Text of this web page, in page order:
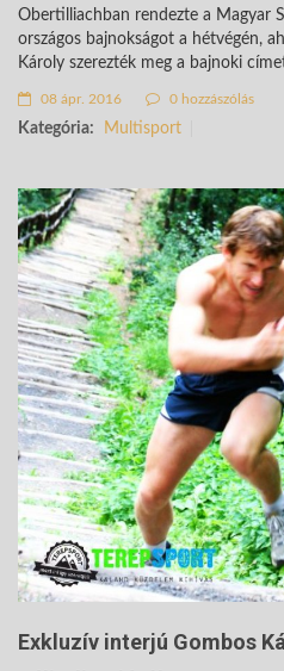
Obertilliachban rendezte a Magyar
országos bajnokságot a hétvégén,
Károly szerezték meg a bajnoki
08 ápr. 2016 0 hozzászólás
Kategória: Multisport
Exkluzív interjú Gombos